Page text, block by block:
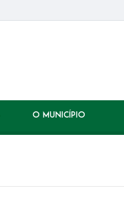
O MUNICÍPIO